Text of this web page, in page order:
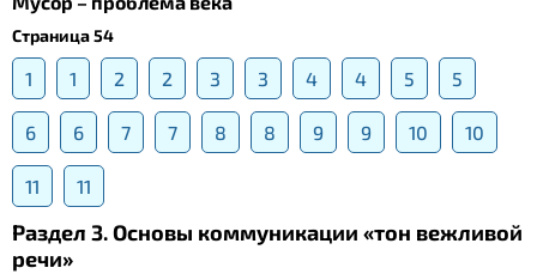
Страница 54
1 1 2 2 3 3 4 4 5 5
6 6 7 7 8 8 9 9 10 10
11 11
Раздел 3. Основы коммуникации «тон вежливой
речи»